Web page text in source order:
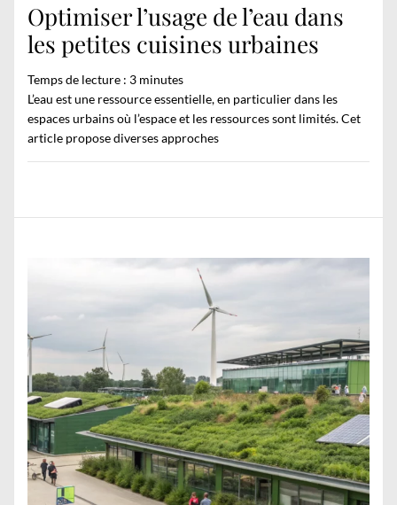
Optimiser l’usage de l’eau dans
les petites cuisines urbaines
Temps de lecture : 3 minutes
L’eau est une ressource essentielle, en particulier dans les
espaces urbains où l’espace et les ressources sont limités. Cet
article propose diverses approches